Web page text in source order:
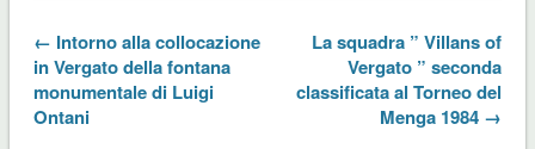
← Intorno alla collocazione
in Vergato della fontana
monumentale di Luigi
Ontani
La squadra ” Villans of
Vergato ” seconda
classificata al Torneo del
Menga 1984 →